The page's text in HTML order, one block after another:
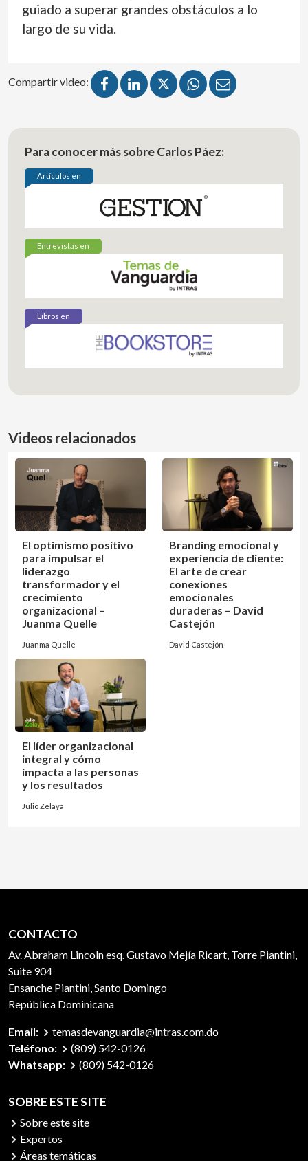
guiado a superar grandes obstáculos a lo
largo de su vida.
Compartir video:
Para conocer más sobre Carlos Páez:
Artículos en
Entrevistas en
Libros en
Videos relacionados
El optimismo positivo
para impulsar el
liderazgo
transformador y el
crecimiento
organizacional –
Juanma Quelle
Juanma Quelle
Branding emocional y
experiencia de cliente:
El arte de crear
conexiones
emocionales
duraderas – David
Castejón
David Castejón
El líder organizacional
integral y cómo
impacta a las personas
y los resultados
Julio Zelaya
CONTACTO
Av. Abraham Lincoln esq. Gustavo Mejía Ricart, Torre Piantini,
Suite 904
Ensanche Piantini, Santo Domingo
República Dominicana
Email:
temasdevanguardia@intras.com.do
Teléfono:
(809) 542-0126
Whatsapp:
(809) 542-0126
SOBRE ESTE SITE
Sobre este site
Expertos
Áreas temáticas